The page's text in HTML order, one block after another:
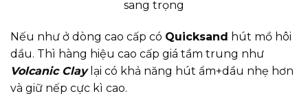
sang trọng
Nếu như ở dòng cao cấp có Quicksand hút mồ hôi
dầu. Thì hàng hiệu cao cấp giá tầm trung như
Volcanic Claylại có khả năng hút ẩm+dầu nhẹ hơn
và giữ nếp cực kì cao.